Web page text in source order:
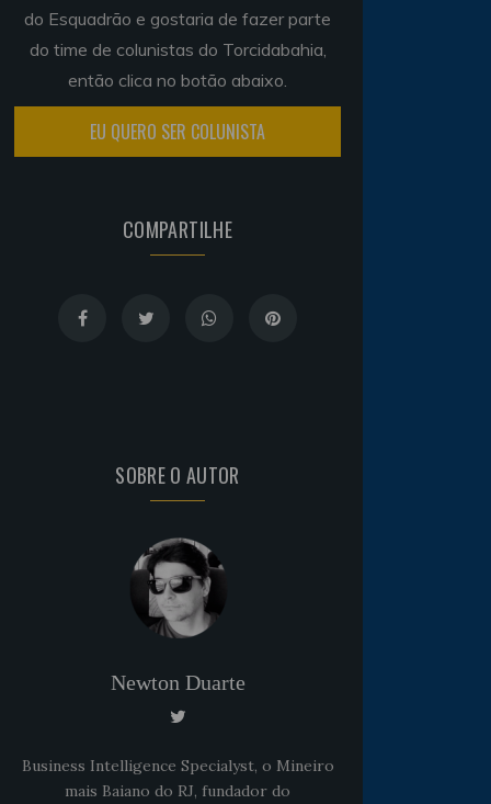
do Esquadrão e gostaria de fazer parte
do time de colunistas do Torcidabahia,
então clica no botão abaixo.
EU QUERO SER COLUNISTA
COMPARTILHE
SOBRE O AUTOR
Newton Duarte
Business Intelligence Specialyst, o Mineiro
mais Baiano do RJ, fundador do